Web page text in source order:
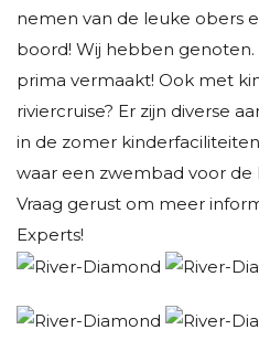
nemen van de leuke obers
boord! Wij hebben
prima vermaakt! Ook met
riviercruise? Er zijn diverse
in de zomer
waar een zwembad voor de
Vraag gerust om meer
Experts!